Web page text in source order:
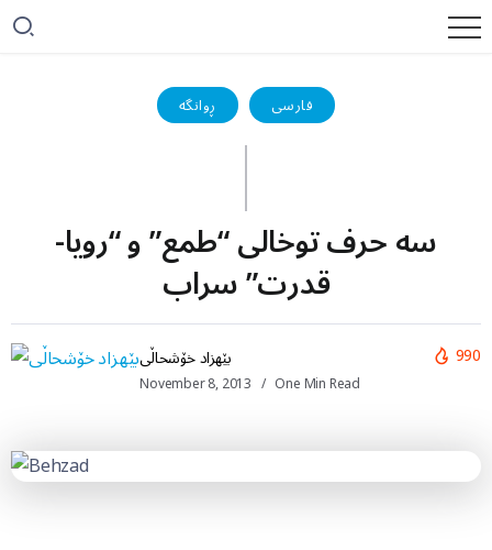
ڕوانگە فارسی
سه حرف توخالی “طمع” و “رويا-
قدرت” سراب
بێهزاد خۆشحاڵی
November 8, 2013 One Min Read
990